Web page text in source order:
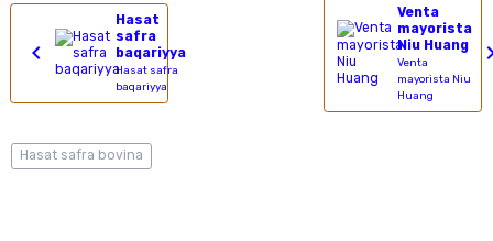
Hasat
safra
baqariyya
Hasat safra
baqariyya
Venta
mayorista
Niu Huang
Venta
mayorista Niu
Huang
Hasat safra bovina